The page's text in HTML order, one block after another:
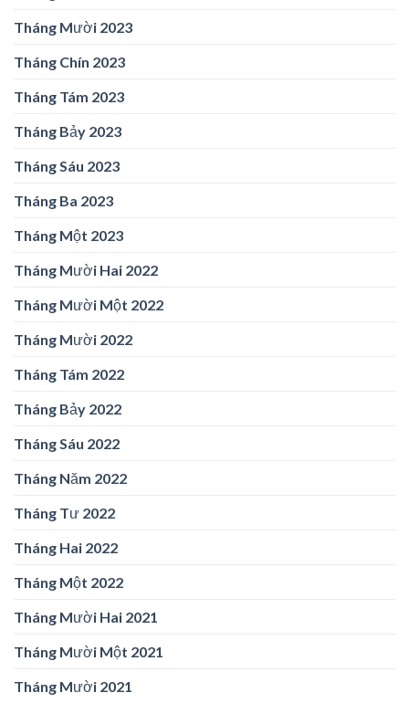
Tháng Mười 2023
Tháng Chín 2023
Tháng Tám 2023
Tháng Bảy 2023
Tháng Sáu 2023
Tháng Ba 2023
Tháng Một 2023
Tháng Mười Hai 2022
Tháng Mười Một 2022
Tháng Mười 2022
Tháng Tám 2022
Tháng Bảy 2022
Tháng Sáu 2022
Tháng Năm 2022
Tháng Tư 2022
Tháng Hai 2022
Tháng Một 2022
Tháng Mười Hai 2021
Tháng Mười Một 2021
Tháng Mười 2021